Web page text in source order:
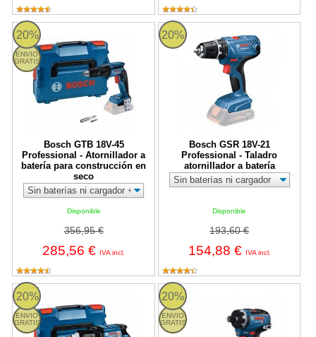
20%
ENVIO
GRATIS
Bosch GTB 18V-45
Professional - Atornillador a
batería para construcción en
seco
Disponible
356,95 €
285,56 € IVA incl.
Bosch GTB 18V-45 Professional - Atornillador a batería para
20%
Bosch GSR 18V-21
Professional - Taladro
atornillador a batería
Disponible
193,60 €
154,88 € IVA incl.
Bosch GSR 18V-21 Professional
20%
ENVIO
GRATIS
Bosch GTB 12V-11 Professional - Atornillador a batería
20%
ENVIO
GRATIS
Bosch GSR 12V-35 HX